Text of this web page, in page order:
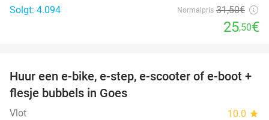
Solgt: 4.094
Normalpris 31,50€
25,50€
39%
Huur een e-bike, e-step, e-scooter of e-boot +
flesje bubbels in Goes
Vlot 10.0 star